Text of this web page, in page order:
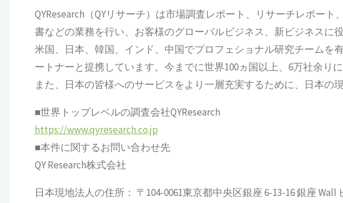
QYResearch（QYリサーチ）は市場調査レポート、リサーチレポー
書などの業務を行い、お客様のグローバルビジネス、新ビジネスに
米国、日本、韓国、インド、中国でプロフェショナル研究チームを
ートナーと提携しています。今までに世界100ヵ国以上、6万社余り
また、日本の皆様へのサービスをより一層充実するために、日本の
■世界トップレベルの調査会社QYResearch
https://www.qyresearch.co.jp
■本件に関するお問い合わせ先
QY Research株式会社
日本現地法人の住所： 〒104-0061東京都中央区銀座 6-13-16 銀座 Wall